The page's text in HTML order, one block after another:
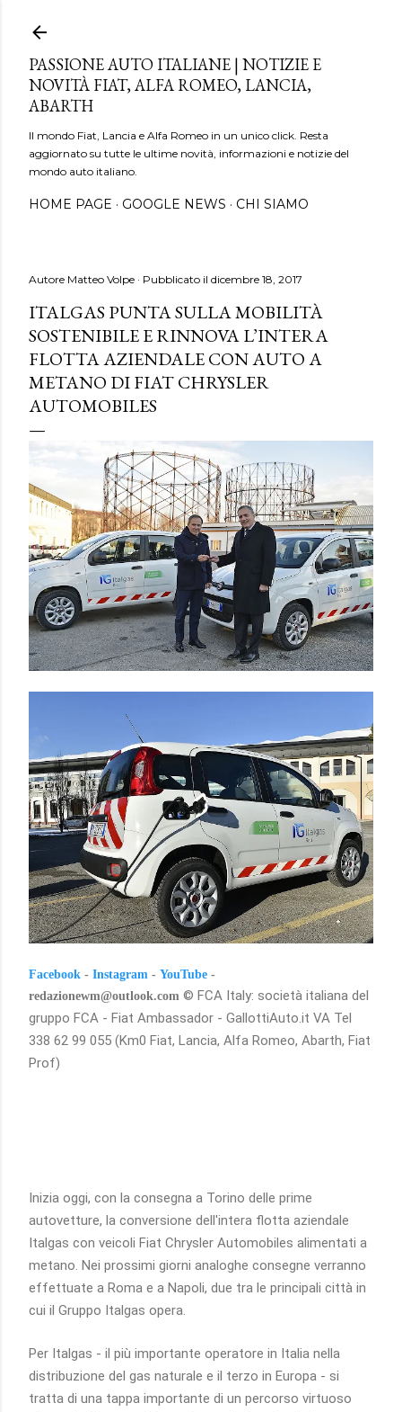
PASSIONE AUTO ITALIANE | NOTIZIE E
NOVITÀ FIAT, ALFA ROMEO, LANCIA,
ABARTH
Il mondo Fiat, Lancia e Alfa Romeo in un unico click. Resta
aggiornato su tutte le ultime novità, informazioni e notizie del
mondo auto italiano.
HOME PAGE GOOGLE NEWS CHI SIAMO
Autore Matteo Volpe Pubblicato il dicembre 18, 2017
ITALGAS PUNTA SULLA MOBILITÀ
SOSTENIBILE E RINNOVA L’INTERA
FLOTTA AZIENDALE CON AUTO A
METANO DI FIAT CHRYSLER
AUTOMOBILES
Facebook - Instagram - YouTube -
redazionewm@outlook.com © FCA Italy: società italiana del
gruppo FCA - Fiat Ambassador - GallottiAuto.it VA Tel
338 62 99 055 (Km0 Fiat, Lancia, Alfa Romeo, Abarth, Fiat
Prof)
Inizia oggi, con la consegna a Torino delle prime
autovetture, la conversione dell'intera flotta aziendale
Italgas con veicoli Fiat Chrysler Automobiles alimentati a
metano. Nei prossimi giorni analoghe consegne verranno
effettuate a Roma e a Napoli, due tra le principali città in
cui il Gruppo Italgas opera.
Per Italgas - il più importante operatore in Italia nella
distribuzione del gas naturale e il terzo in Europa - si
tratta di una tappa importante di un percorso virtuoso